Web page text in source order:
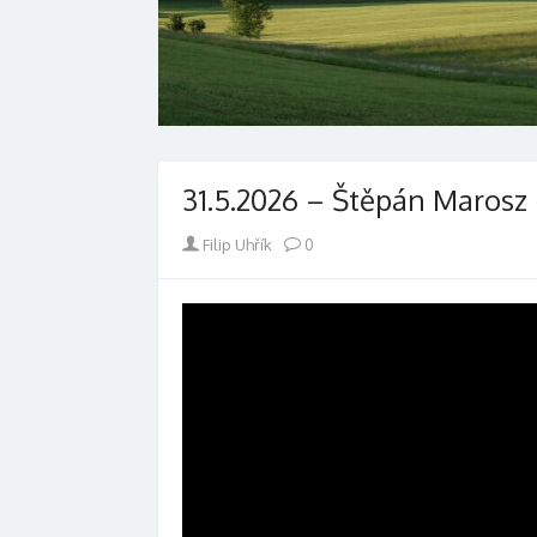
31.5.2026 – Štěpán
Author
Filip Uhřík 0